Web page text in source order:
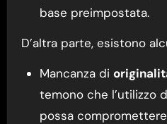
base preimpostata.
D’altra parte, esistono
Mancanza di
temono che l’utilizzo
possa